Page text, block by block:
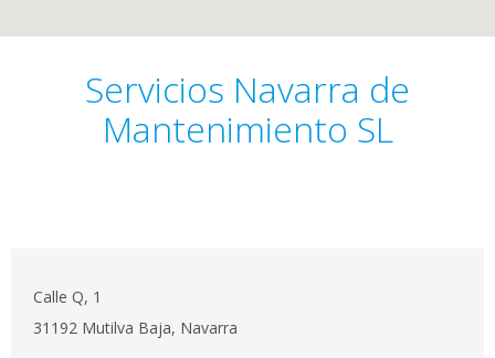
Servicios Navarra de
Mantenimiento SL
Calle Q, 1
31192 Mutilva Baja, Navarra